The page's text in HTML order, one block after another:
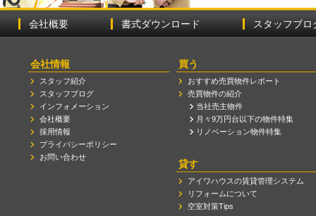
会社概要 書式ダウンロード スタッフブロ
会社情報
スタッフ紹介
スタッフブログ
インフォメーション
会社概要
採用情報
プライバシーポリシー
お問い合わせ
買う
おすすめ売買物件レポート
売買物件の紹介
当社売主物件
月々9万円台以下の物件特集
リノベーション物件特集
貸す
アイワハウスの賃貸管理システム
リフォームについて
空室対策Tips